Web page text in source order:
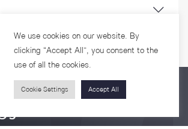
We use cookies on our website. By
clicking “Accept All”, you consent to the
use of all the cookies.
Cookie Settings Accept All